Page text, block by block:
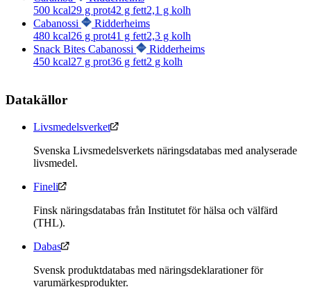
500 kcal29 g prot42 g fett2,1 g kolh
Cabanossi
Ridderheims
480 kcal26 g prot41 g fett2,3 g kolh
Snack Bites Cabanossi
Ridderheims
450 kcal27 g prot36 g fett2 g kolh
Datakällor
Livsmedelsverket
Svenska Livsmedelsverkets näringsdatabas med analyserade
livsmedel.
Fineli
Finsk näringsdatabas från Institutet för hälsa och välfärd
(THL).
Dabas
Svensk produktdatabas med näringsdeklarationer för
varumärkesprodukter.